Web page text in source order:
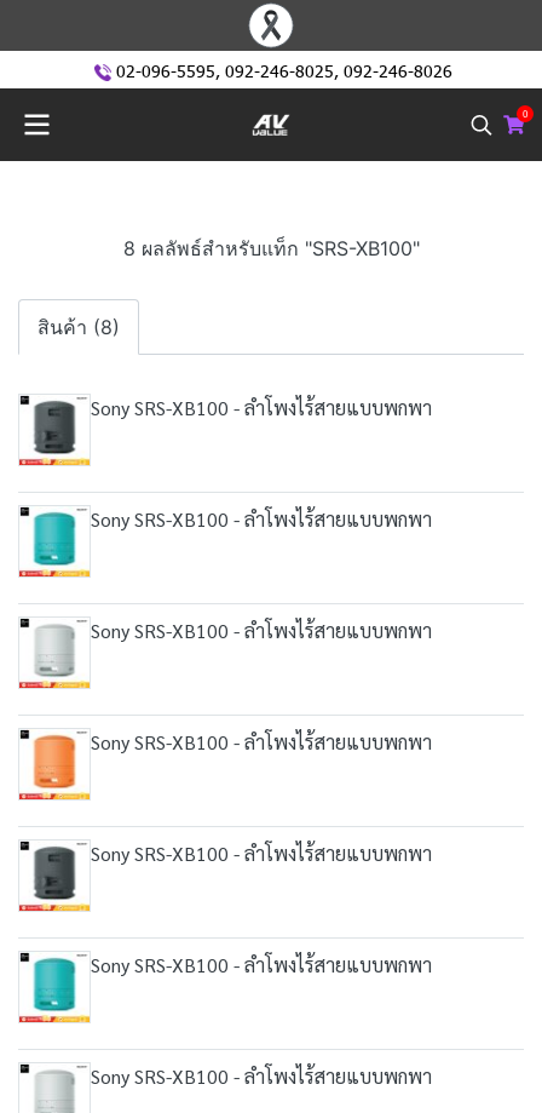
02-096-5595, 092-246-8025, 092-246-8026
0
8 ผลลัพธ์สำหรับแท็ก "SRS-XB100"
สินค้า (8)
Sony SRS-XB100 - ลำโพงไร้สายแบบพกพา
Sony SRS-XB100 - ลำโพงไร้สายแบบพกพา
Sony SRS-XB100 - ลำโพงไร้สายแบบพกพา
Sony SRS-XB100 - ลำโพงไร้สายแบบพกพา
Sony SRS-XB100 - ลำโพงไร้สายแบบพกพา
Sony SRS-XB100 - ลำโพงไร้สายแบบพกพา
Sony SRS-XB100 - ลำโพงไร้สายแบบพกพา